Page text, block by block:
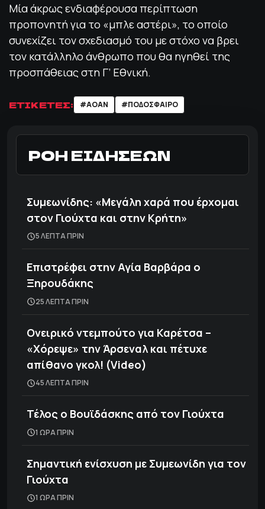
Μία άκρως ενδιαφέρουσα περίπτωση
προπονητή για το «μπλε αστέρι», το οποίο
συνεχίζει τον σχεδιασμό του με στόχο να βρει
τον κατάλληλο άνθρωπο που θα ηγηθεί της
προσπάθειας στη Γ’ Εθνική.
ΕΤΙΚΕΤΕΣ: #AOAN #ΠΟΔΌΣΦΑΙΡΟ
ΡΟΗ ΕΙΔΗΣΕΩΝ
Συμεωνίδης: «Μεγάλη χαρά που έρχομαι
στον Γιούχτα και στην Κρήτη»
5 ΛΕΠΤΑ ΠΡΙΝ
Επιστρέφει στην Αγία Βαρβάρα ο
Ξηρουδάκης
25 ΛΕΠΤΑ ΠΡΙΝ
Ονειρικό ντεμπούτο για Καρέτσα –
«Χόρεψε» την Άρσεναλ και πέτυχε
απίθανο γκολ! (Video)
45 ΛΕΠΤΑ ΠΡΙΝ
Τέλος ο Βουϊδάσκης από τον Γιούχτα
1 ΩΡΑ ΠΡΙΝ
Σημαντική ενίσχυση με Συμεωνίδη για τον
Γιούχτα
1 ΩΡΑ ΠΡΙΝ